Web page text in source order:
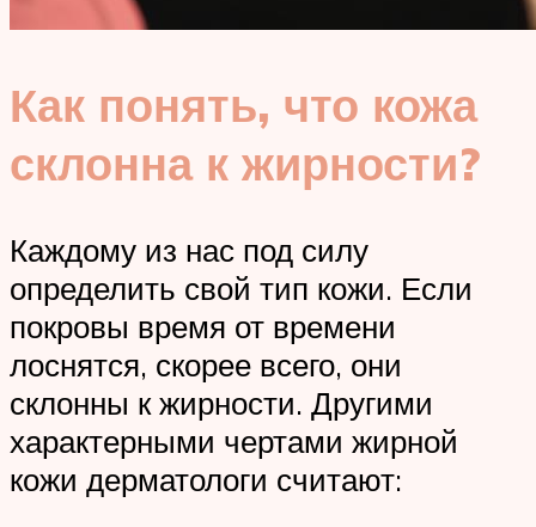
Как понять, что кожа
склонна к жирности?
Каждому из нас под силу
определить свой тип кожи. Если
покровы время от времени
лоснятся, скорее всего, они
склонны к жирности. Другими
характерными чертами жирной
кожи дерматологи считают: